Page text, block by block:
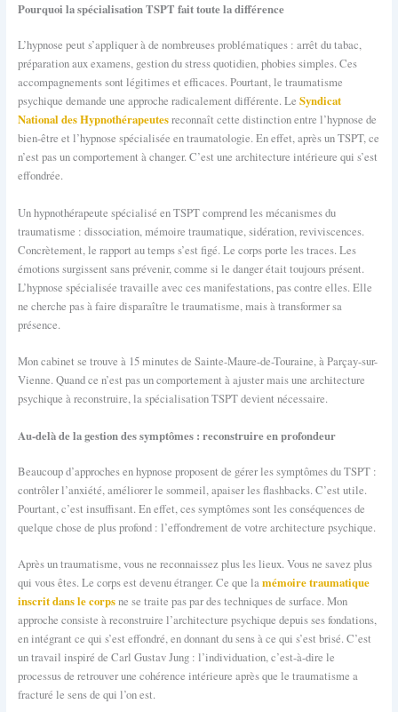
Pourquoi la spécialisation TSPT fait toute la différence
L’hypnose peut s’appliquer à de nombreuses problématiques : arrêt du tabac,
préparation aux examens, gestion du stress quotidien, phobies simples. Ces
accompagnements sont légitimes et efficaces. Pourtant, le traumatisme
psychique demande une approche radicalement différente. Le Syndicat
National des Hypnothérapeutesreconnaît cette distinction entre l’hypnose de
bien-être et l’hypnose spécialisée en traumatologie. En effet, après un TSPT, ce
n’est pas un comportement à changer. C’est une architecture intérieure qui s’est
effondrée.
Un hypnothérapeute spécialisé en TSPT comprend les mécanismes du
traumatisme : dissociation, mémoire traumatique, sidération, reviviscences.
Concrètement, le rapport au temps s’est figé. Le corps porte les traces. Les
émotions surgissent sans prévenir, comme si le danger était toujours présent.
L’hypnose spécialisée travaille avec ces manifestations, pas contre elles. Elle
ne cherche pas à faire disparaître le traumatisme, mais à transformer sa
présence.
Mon cabinet se trouve à 15 minutes de Sainte-Maure-de-Touraine, à Parçay-sur-
Vienne. Quand ce n’est pas un comportement à ajuster mais une architecture
psychique à reconstruire, la spécialisation TSPT devient nécessaire.
Au-delà de la gestion des symptômes : reconstruire en profondeur
Beaucoup d’approches en hypnose proposent de gérer les symptômes du TSPT :
contrôler l’anxiété, améliorer le sommeil, apaiser les flashbacks. C’est utile.
Pourtant, c’est insuffisant. En effet, ces symptômes sont les conséquences de
quelque chose de plus profond : l’effondrement de votre architecture psychique.
Après un traumatisme, vous ne reconnaissez plus les lieux. Vous ne savez plus
qui vous êtes. Le corps est devenu étranger. Ce que lamémoire traumatique
inscrit dans le corpsne se traite pas par des techniques de surface. Mon
approche consiste à reconstruire l’architecture psychique depuis ses fondations,
en intégrant ce qui s’est effondré, en donnant du sens à ce qui s’est brisé. C’est
un travail inspiré de Carl Gustav Jung : l’individuation, c’est-à-dire le
processus de retrouver une cohérence intérieure après que le traumatisme a
fracturé le sens de qui l’on est.